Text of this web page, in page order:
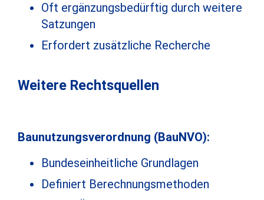
Oft ergänzungsbedürftig durch weitere
Satzungen
Erfordert zusätzliche Recherche
Weitere Rechtsquellen
Baunutzungsverordnung (BauNVO):
Bundeseinheitliche Grundlagen
Definiert Berechnungsmethoden